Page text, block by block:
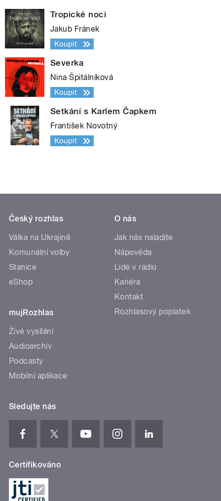
Tropické noci
Jakub Fránek
Koupit
Severka
Nina Špitálníková
Koupit
Setkání s Karlem Čapkem
František Novotný
Koupit
Český rozhlas
Válka na Ukrajině
Komunální volby
Stanice
eShop
mujRozhlas
Živé vysílání
Audioarchiv
Podcasty
Mobilní aplikace
O nás
Jak nás naladíte
Nápověda
Lidé v rádiu
Kariéra
Kontakt
Rozhlasový poplatek
Sledujte nás
Certifikováno